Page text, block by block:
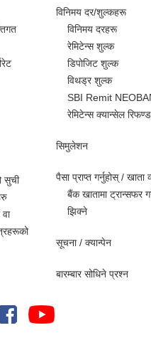
सुची
विनिमय दर/शुल्कहरू
विनिमय दरहरू
रेमिटेन्स शुल्क
डिपोजिट शुल्क
विथड्र शुल्क
SBI Remit
रेमिटेन्स क्यान्सेल
सिमुलेशन
पैसा प्राप्त गर्नुहोस् / खाता
बैंक खातामा ट्रान्सफर
झिक्ने
सूचना / क्यान्पेन
बारम्बार सोधिने प्रश्न